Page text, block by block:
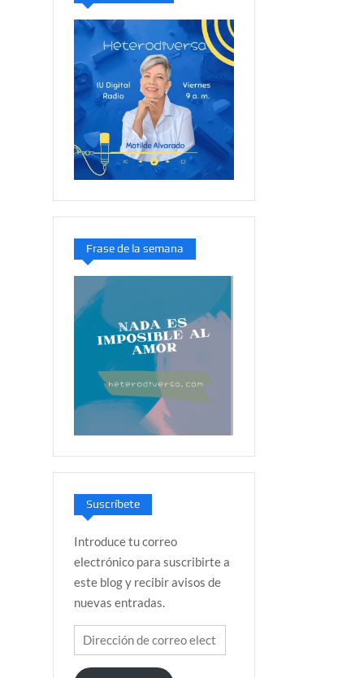
Frase de la semana
Suscríbete
Introduce tu correo
electrónico para suscribirte a
este blog y recibir avisos de
nuevas entradas.
Dirección
de
correo